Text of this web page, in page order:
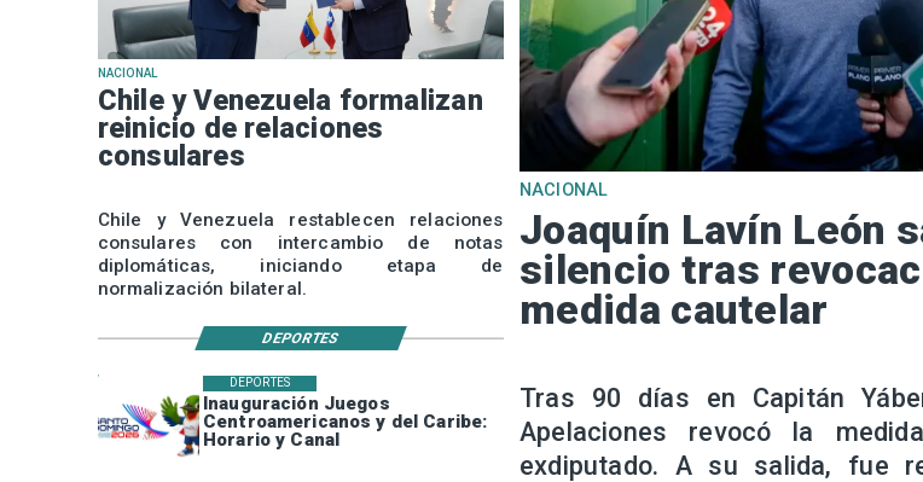
Inauguración Juegos
Centroamericanos y del Caribe:
Horario y Canal
DEPORTES
NACIONAL
Chile y Venezuela formalizan
reinicio de relaciones
consulares
Chile y Venezuela restablecen relaciones
consulares con intercambio de notas
diplomáticas, iniciando etapa de
normalización bilateral.
NACIONAL
Joaquín Lavín León
silencio tras
medida cautelar
Tras 90 días en Capitán
Apelaciones revocó la
exdiputado. A su salida, fue
DEPORTES